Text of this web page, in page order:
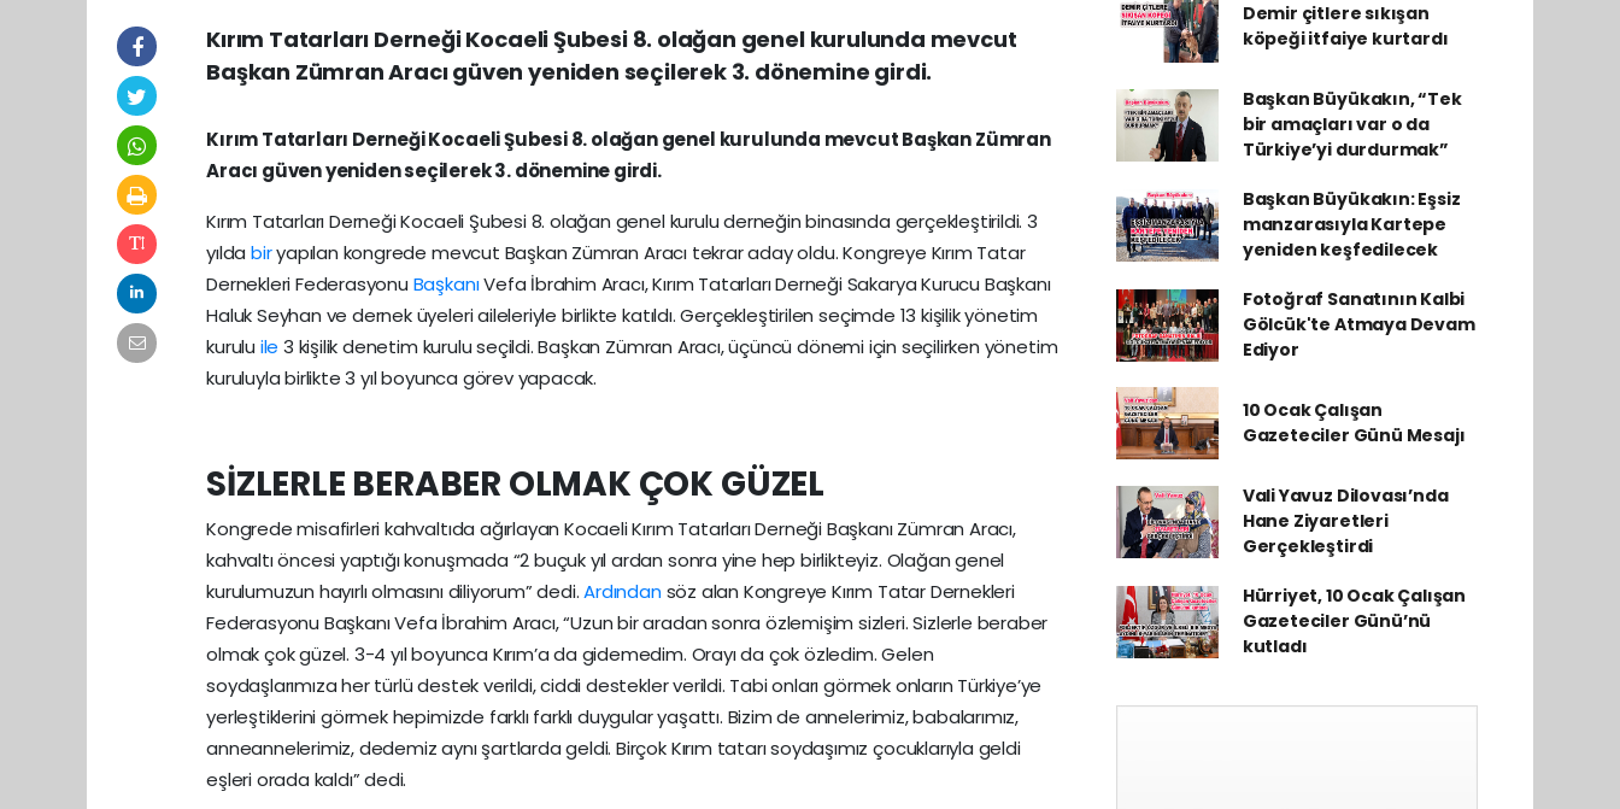
Kırım Tatarları Derneği Kocaeli Şubesi 8. olağan genel kurulunda mevcut
Başkan Zümran Aracı güven yeniden seçilerek 3. dönemine girdi.
Kırım Tatarları Derneği Kocaeli Şubesi 8. olağan genel kurulunda mevcut Başkan Zümran
Aracı güven yeniden seçilerek 3. dönemine girdi.
Kırım Tatarları Derneği Kocaeli Şubesi 8. olağan genel kurulu derneğin binasında gerçekleştirildi. 3
yılda biryapılan kongrede mevcut Başkan Zümran Aracı tekrar aday oldu. Kongreye Kırım Tatar
Dernekleri Federasyonu BaşkanıVefa İbrahim Aracı, Kırım Tatarları Derneği Sakarya Kurucu Başkanı
Haluk Seyhan ve dernek üyeleri aileleriyle birlikte katıldı. Gerçekleştirilen seçimde 13 kişilik yönetim
kurulu ile 3 kişilik denetim kurulu seçildi. Başkan Zümran Aracı, üçüncü dönemi için seçilirken yönetim
kuruluyla birlikte 3 yıl boyunca görev yapacak.
SİZLERLE BERABER OLMAK ÇOK GÜZEL
Kongrede misafirleri kahvaltıda ağırlayan Kocaeli Kırım Tatarları Derneği Başkanı Zümran Aracı,
kahvaltı öncesi yaptığı konuşmada “2 buçuk yıl ardan sonra yine hep birlikteyiz. Olağan genel
kurulumuzun hayırlı olmasını diliyorum” dedi.Ardındansöz alan Kongreye Kırım Tatar Dernekleri
Federasyonu Başkanı Vefa İbrahim Aracı, “Uzun bir aradan sonra özlemişim sizleri. Sizlerle beraber
olmak çok güzel. 3-4 yıl boyunca Kırım’a da gidemedim. Orayı da çok özledim. Gelen
soydaşlarımıza her türlü destek verildi, ciddi destekler verildi. Tabi onları görmek onların Türkiye’ye
yerleştiklerini görmek hepimizde farklı farklı duygular yaşattı. Bizim de annelerimiz, babalarımız,
anneannelerimiz, dedemiz aynı şartlarda geldi. Birçok Kırım tatarı soydaşımız çocuklarıyla geldi
eşleri orada kaldı” dedi.
Demir çitlere sıkışan
köpeği itfaiye kurtardı
Başkan Büyükakın, “Tek
bir amaçları var o da
Türkiye’yi durdurmak”
Başkan Büyükakın: Eşsiz
manzarasıyla Kartepe
yeniden keşfedilecek
Fotoğraf Sanatının Kalbi
Gölcük'te Atmaya Devam
Ediyor
10 Ocak Çalışan
Gazeteciler Günü Mesajı
Vali Yavuz Dilovası’nda
Hane Ziyaretleri
Gerçekleştirdi
Hürriyet, 10 Ocak Çalışan
Gazeteciler Günü’nü
kutladı